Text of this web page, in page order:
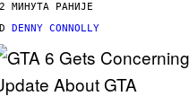
МИНУТА РАНИЈЕ
DENNY CONNOLLY